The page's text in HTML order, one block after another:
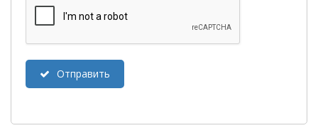
Отправить